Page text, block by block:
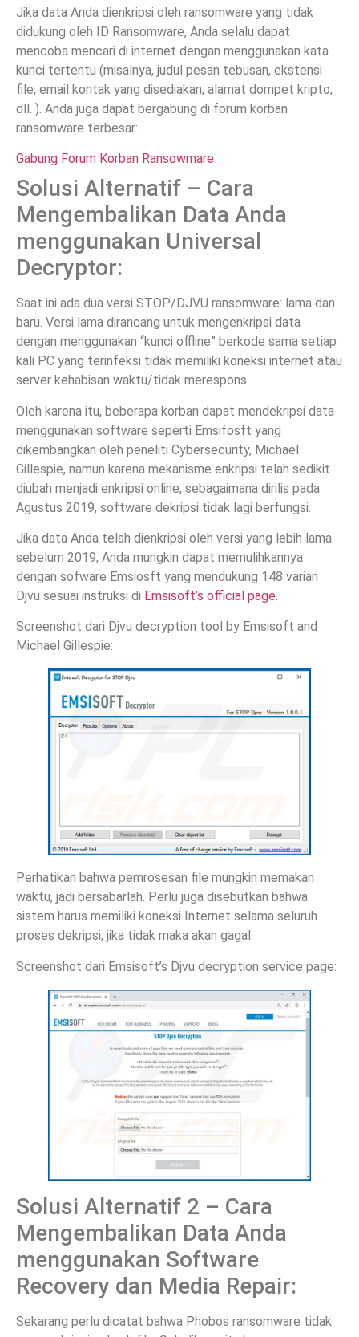
Jika data Anda dienkripsi oleh ransomware yang tidak
didukung oleh ID Ransomware, Anda selalu dapat
mencoba mencari di internet dengan menggunakan kata
kunci tertentu (misalnya, judul pesan tebusan, ekstensi
file, email kontak yang disediakan, alamat dompet kripto,
dll. ). Anda juga dapat bergabung di forum korban
ransomware terbesar:
Gabung Forum Korban Ransowmare
Solusi Alternatif – Cara
Mengembalikan Data Anda
menggunakan Universal
Decryptor:
Saat ini ada dua versi STOP/DJVU ransomware: lama dan
baru. Versi lama dirancang untuk mengenkripsi data
dengan menggunakan “kunci offline” berkode sama setiap
kali PC yang terinfeksi tidak memiliki koneksi internet atau
server kehabisan waktu/tidak merespons.
Oleh karena itu, beberapa korban dapat mendekripsi data
menggunakan software seperti Emsifosft yang
dikembangkan oleh peneliti Cybersecurity, Michael
Gillespie, namun karena mekanisme enkripsi telah sedikit
diubah menjadi enkripsi online, sebagaimana dirilis pada
Agustus 2019, software dekripsi tidak lagi berfungsi.
Jika data Anda telah dienkripsi oleh versi yang lebih lama
sebelum 2019, Anda mungkin dapat memulihkannya
dengan sofware Emsiosft yang mendukung 148 varian
Djvu sesuai instruksi di Emsisoft’s official page.
Screenshot dari Djvu decryption tool by Emsisoft and
Michael Gillespie:
Perhatikan bahwa pemrosesan file mungkin memakan
waktu, jadi bersabarlah. Perlu juga disebutkan bahwa
sistem harus memiliki koneksi Internet selama seluruh
proses dekripsi, jika tidak maka akan gagal.
Screenshot dari Emsisoft’s Djvu decryption service page:
Solusi Alternatif 2 – Cara
Mengembalikan Data Anda
menggunakan Software
Recovery dan Media Repair:
Sekarang perlu dicatat bahwa Phobos ransomware tidak